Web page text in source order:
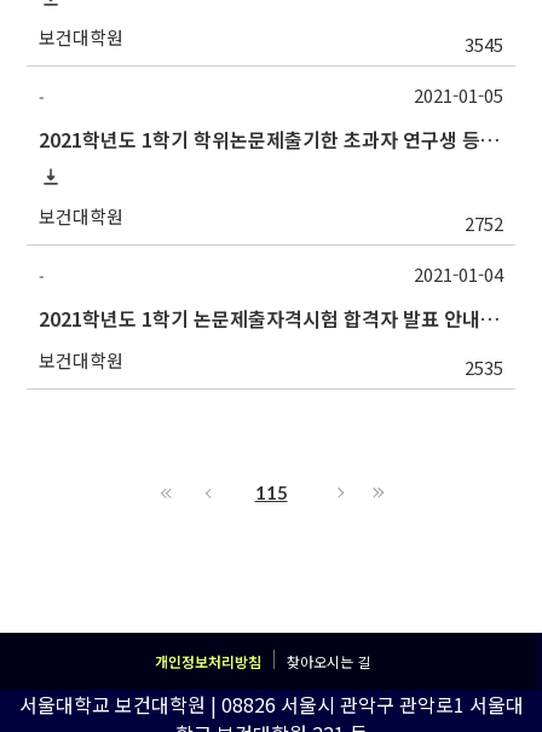
보건대학원 3545
-
2021학년도 1학기 학위논문제출기한 초과자 연구생 등록 신청 안내
보건대학원 2752
2021-01-05
-
2021학년도 1학기 논문제출자격시험 합격자 발표 안내(1/4 오후)
보건대학원 2535
2021-01-04
115
개인정보처리방침 찾아오시는 길
서울대학교 보건대학원 | 08826 서울시 관악구 관악로1 서울대